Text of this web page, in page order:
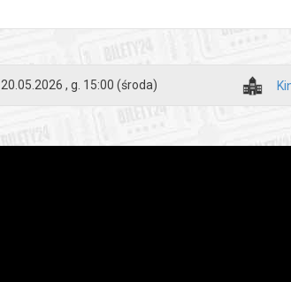
20.05.2026 , g. 15:00 (środa)